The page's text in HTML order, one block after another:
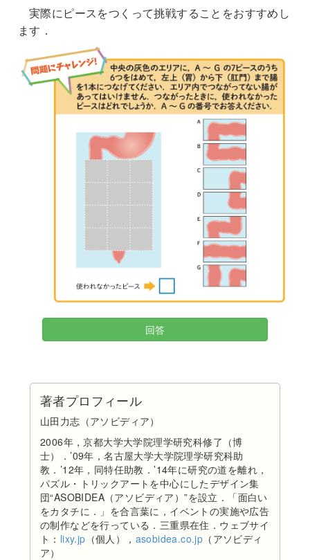
実際にピースをつくって挑戦することをおすすめし
ます．
回答
著者プロフィール
山田力志（アソビディア）
2006年，京都大学大学院理学研究科修了（博
士）．’09年，名古屋大学大学院理学研究科助
教．’12年，同特任助教．’14年に研究の道を離れ，
パズル・トリックアートを中心にしたデザイン集
団“ASOBIDEA（アソビディア）”を設立．「面白い
をカタチに．」を合言葉に，イベントの実施や広告
の制作などを行っている．三重県在住．ウェブサイ
ト： lixy.jp （個人）， asobidea.co.jp （アソビディ
ア）